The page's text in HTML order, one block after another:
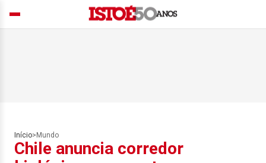
Início> Mundo
Chile anuncia corredor